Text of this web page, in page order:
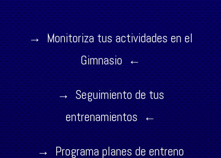
→ Monitoriza tus actividades en el
Gimnasio ←
→ Seguimiento de tus
entrenamientos ←
→ Programa planes de entreno